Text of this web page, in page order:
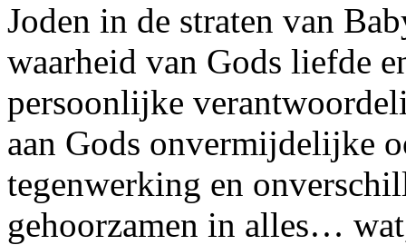
Joden in de straten van
waarheid van Gods liefde
persoonlijke
aan Gods onvermijdelijke
tegenwerking en
gehoorzamen in alles…